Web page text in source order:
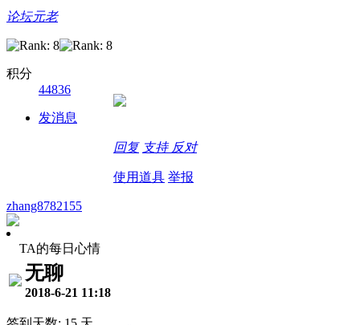
论坛元老
积分
44836
发消息
回复 支持 反对
使用道具 举报
zhang8782155
TA的每日心情
无聊
2018-6-21 11:18